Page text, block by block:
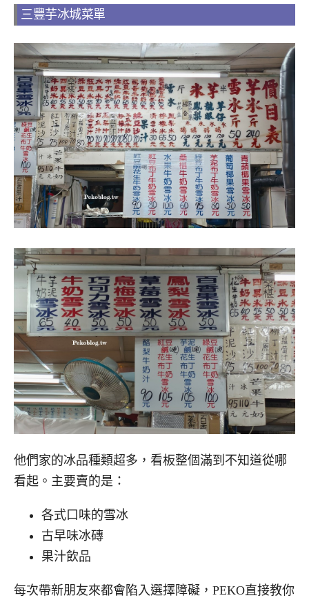
三豐芋冰城菜單
他們家的冰品種類超多，看板整個滿到不知道從哪
看起。主要賣的是：
各式口味的雪冰
古早味冰磚
果汁飲品
每次帶新朋友來都會陷入選擇障礙，PEKO直接教你